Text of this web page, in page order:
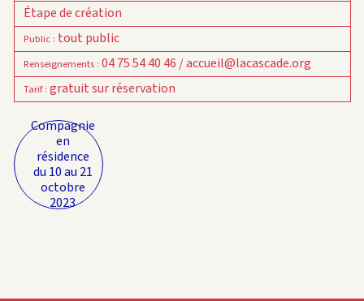
Étape de création
Public: tout public
Renseignements: 04 75 54 40 46 / accueil@lacascade.org
Tarif: gratuit sur réservation
Compagnie
en
résidence
du 10 au 21
octobre
2023